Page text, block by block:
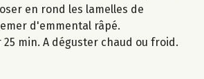
en rond les lamelles de
d'emmental râpé.
min. A déguster chaud ou froid.